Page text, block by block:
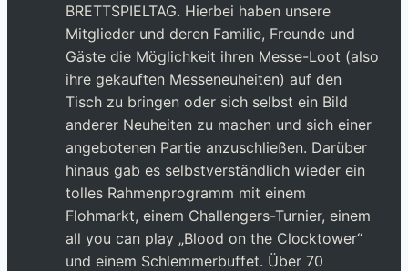
BRETTSPIELTAG. Hierbei haben unsere
Mitglieder und deren Familie, Freunde und
Gäste die Möglichkeit ihren Messe-Loot (also
ihre gekauften Messeneuheiten) auf den
Tisch zu bringen oder sich selbst ein Bild
anderer Neuheiten zu machen und sich einer
angebotenen Partie anzuschließen. Darüber
hinaus gab es selbstverständlich wieder ein
tolles Rahmenprogramm mit einem
Flohmarkt, einem Challengers-Turnier, einem
all you can play „Blood on the Clocktower“
und einem Schlemmerbuffet. Über 70